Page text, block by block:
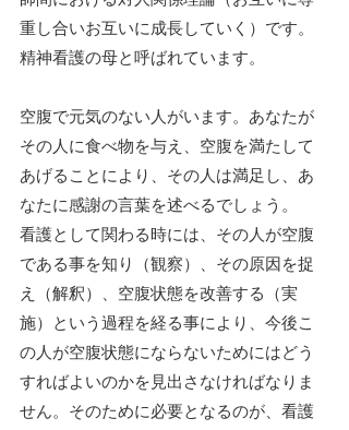
重し合いお互いに成長していく）です。
精神看護の母と呼ばれています。
空腹で元気のない人がいます。あなたが
その人に食べ物を与え、空腹を満たして
あげることにより、その人は満足し、あ
なたに感謝の言葉を述べるでしょう。
看護として関わる時には、その人が空腹
である事を知り（観察）、その原因を捉
え（解釈）、空腹状態を改善する（実
施）という過程を経る事により、今後こ
の人が空腹状態にならないためにはどう
すればよいのかを見出さなければなりま
せん。そのために必要となるのが、看護